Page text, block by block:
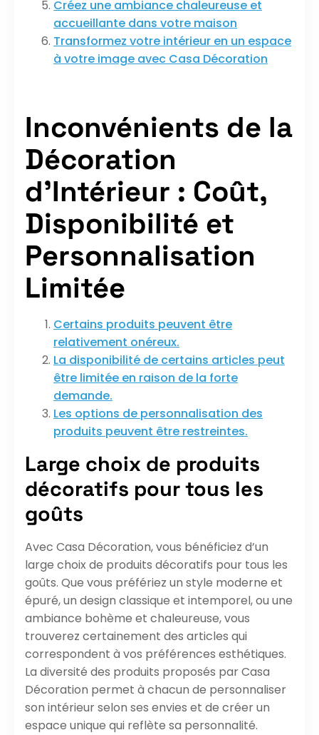
Créez une ambiance chaleureuse et
accueillante dans votre maison
Transformez votre intérieur en un espace
à votre image avec Casa Décoration
Inconvénients de la
Décoration
d’Intérieur : Coût,
Disponibilité et
Personnalisation
Limitée
Certains produits peuvent être
relativement onéreux.
La disponibilité de certains articles peut
être limitée en raison de la forte
demande.
Les options de personnalisation des
produits peuvent être restreintes.
Large choix de produits
décoratifs pour tous les
goûts
Avec Casa Décoration, vous bénéficiez d’un
large choix de produits décoratifs pour tous les
goûts. Que vous préfériez un style moderne et
épuré, un design classique et intemporel, ou une
ambiance bohème et chaleureuse, vous
trouverez certainement des articles qui
correspondent à vos préférences esthétiques.
La diversité des produits proposés par Casa
Décoration permet à chacun de personnaliser
son intérieur selon ses envies et de créer un
espace unique qui reflète sa personnalité.